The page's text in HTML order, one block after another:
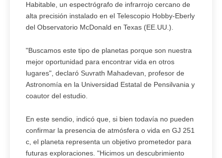
Habitable, un espectrógrafo de infrarrojo cercano de
alta precisión instalado en el Telescopio Hobby-Eberly
del Observatorio McDonald en Texas (EE.UU.).
"Buscamos este tipo de planetas porque son nuestra
mejor oportunidad para encontrar vida en otros
lugares", declaró Suvrath Mahadevan, profesor de
Astronomía en la Universidad Estatal de Pensilvania y
coautor del estudio.
En este sendio, indicó que, si bien todavía no pueden
confirmar la presencia de atmósfera o vida en GJ 251
c, el planeta representa un objetivo prometedor para
futuras exploraciones. "Hicimos un descubrimiento